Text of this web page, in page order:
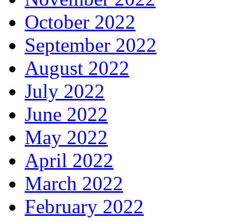
October 2022
September 2022
August 2022
July 2022
June 2022
May 2022
April 2022
March 2022
February 2022